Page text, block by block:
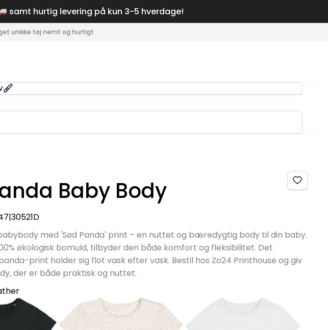
samt hurtig levering på kun 3-5 hverdage!
unikke tøj nemt og hurtigt
Baby Body
med 'Sød Panda' print – en nuttet og bæredygtig body til din baby.
økologisk bomuld, tilbyder den både komfort og fleksibilitet. Det
print holder sig flot vask efter vask. Bestil hos Zo24 Printhouse og giv
der er både praktisk og nuttet.